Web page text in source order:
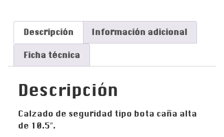
Descripción Información adicional
Ficha técnica
Descripción
Calzado de seguridad tipo bota caña alta
de 10.5″.